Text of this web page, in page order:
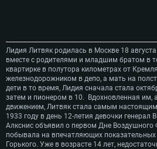
Лидия Литвяк родилась в Москве 18
вместе с родителями и младшим братом в
квартирке в полутора километрах от
железнодорожником в депо, а мать на
дети в то время, Лидия сначала стала
затем и пионером в 10. Вдохновленная им,
движением, Литвяк стала самым
1933 году в день 12-летия девочки генерал
Алкснис объявил о первом Дне Воздушного
побывала на впечатляющих
Горького. Уже в возрасте 14 лет,